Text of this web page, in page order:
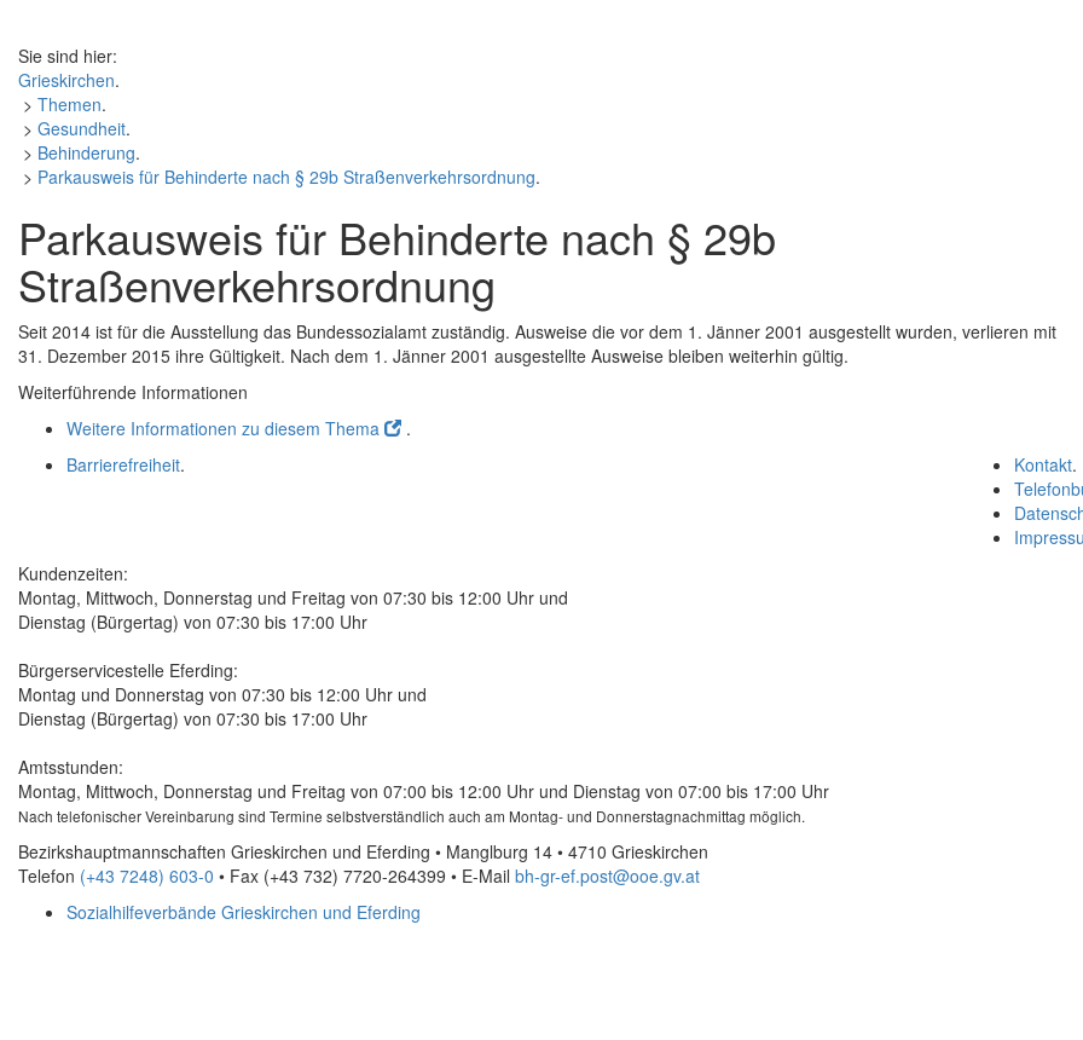
Sie sind hier:
Grieskirchen.
> Themen.
> Gesundheit.
> Behinderung.
> Parkausweis für Behinderte nach § 29b Straßenverkehrsordnung.
Parkausweis für Behinderte nach § 29b
Straßenverkehrsordnung
Seit 2014 ist für die Ausstellung das Bundessozialamt zuständig. Ausweise die vor dem 1. Jänner 2001 ausgestellt wurden, verlieren mit
31. Dezember 2015 ihre Gültigkeit. Nach dem 1. Jänner 2001 ausgestellte Ausweise bleiben weiterhin gültig.
Weiterführende Informationen
Weitere Informationen zu diesem Thema
.
Kontakt.
Barrierefreiheit.
Kundenzeiten:
Montag, Mittwoch, Donnerstag und Freitag von 07:30 bis 12:00 Uhr und
Dienstag (Bürgertag) von 07:30 bis 17:00 Uhr
Bürgerservicestelle Eferding:
Montag und Donnerstag von 07:30 bis 12:00 Uhr und
Dienstag (Bürgertag) von 07:30 bis 17:00 Uhr
Amtsstunden:
Montag, Mittwoch, Donnerstag und Freitag von 07:00 bis 12:00 Uhr und Dienstag von 07:00 bis 17:00 Uhr
Nach telefonischer Vereinbarung sind Termine selbstverständlich auch am Montag- und Donnerstagnachmittag möglich.
Bezirkshauptmannschaften Grieskirchen und Eferding • Manglburg 14 • 4710 Grieskirchen
Telefon (+43 7248) 603-0 • Fax (+43 732) 7720-264399 • E-Mail bh-gr-ef.post@ooe.gv.at
Sozialhilfeverbände Grieskirchen und Eferding